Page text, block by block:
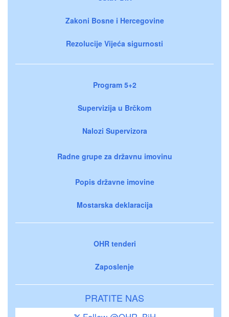
Zakoni Bosne i Hercegovine
Rezolucije Vijeća sigurnosti
Program 5+2
Supervizija u Brčkom
Nalozi Supervizora
Radne grupe za državnu imovinu
Popis državne imovine
Mostarska deklaracija
OHR tenderi
Zaposlenje
PRATITE NAS